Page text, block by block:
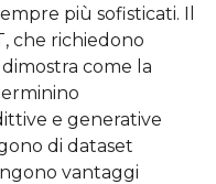
più sofisticati. Il
che richiedono
come la
e generative
di dataset
vantaggi